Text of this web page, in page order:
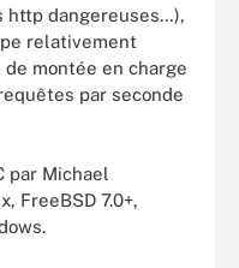
http dangereuses…),
relativement
montée en charge
par seconde
par Michael
FreeBSD 7.0+,